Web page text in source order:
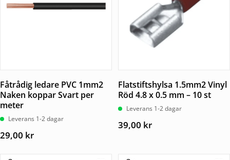
Fåtrådig ledare PVC 1mm2
Naken koppar Svart per
meter
Leverans 1-2 dagar
29,00 kr
Flatstiftshylsa 1.5mm2 Vinyl
Röd 4.8 x 0.5 mm – 10 st
Leverans 1-2 dagar
39,00 kr